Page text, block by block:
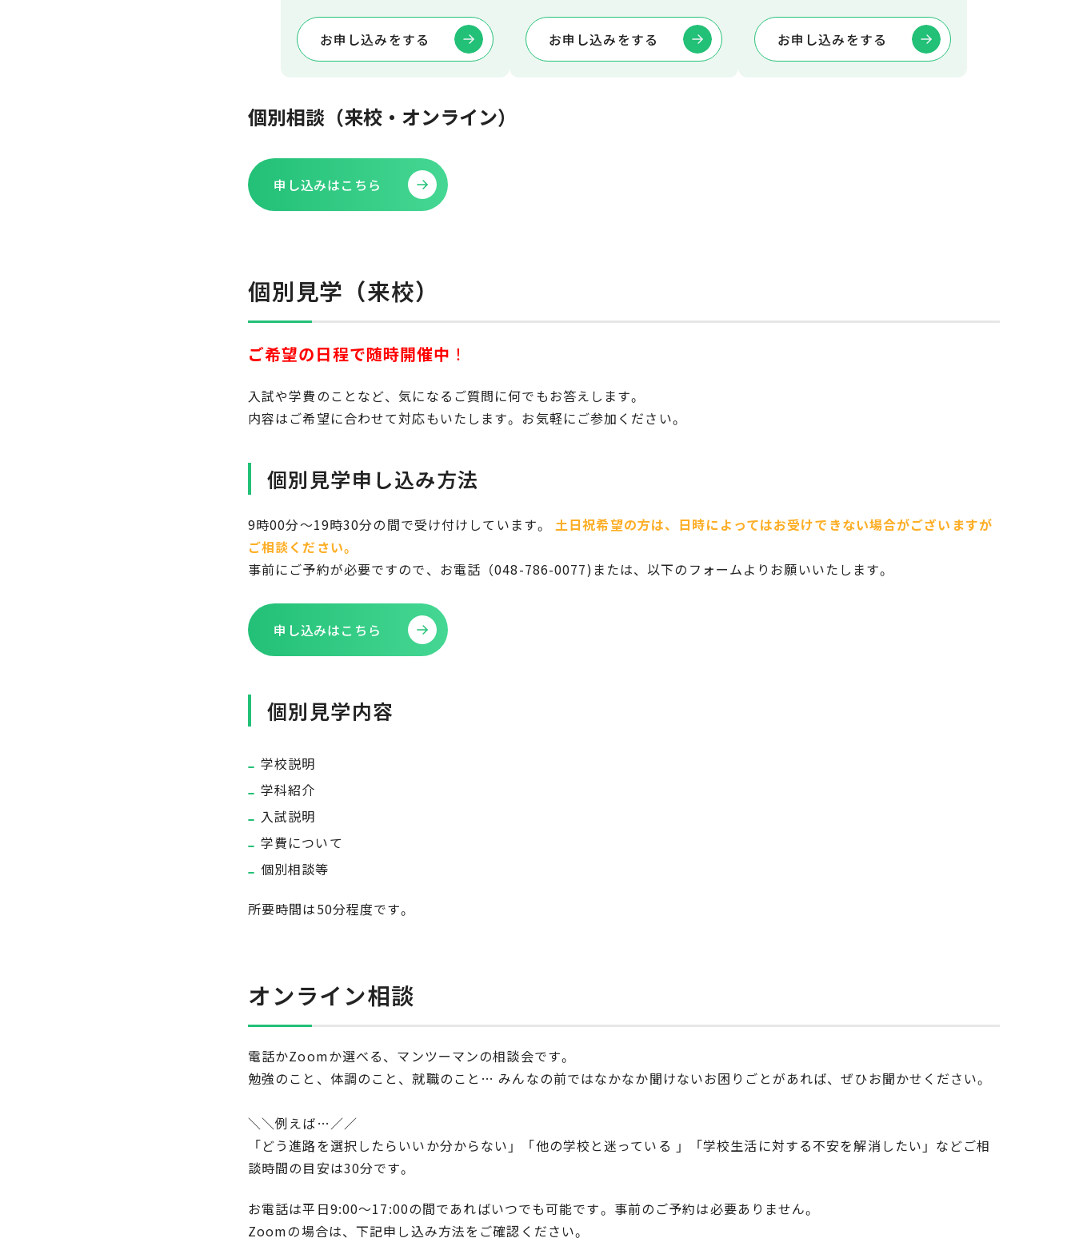
ることができます。
お申し込みをする お申し込みをする お申し込みをする
個別相談（来校・オンライン）
申し込みはこちら
個別見学（来校）
ご希望の日程で随時開催中 ！
入試や学費のことなど、気になるご質問に何でもお答えします。
内容はご希望に合わせて対応もいたします。お気軽にご参加ください。
個別見学申し込み方法
9時00分～19時30分の間で受け付けしています。 土日祝希望の方は、日時によってはお受けできない場合がございますが
ご相談ください。
事前にご予約が必要ですので、お電話（048-786-0077)または、以下のフォームよりお願いいたします。
申し込みはこちら
個別見学内容
学校説明
学科紹介
入試説明
学費について
個別相談等
所要時間は50分程度です。
オンライン相談
電話かZoomか選べる、マンツーマンの相談会です。
勉強のこと、体調のこと、就職のこと… みんなの前ではなかなか聞けないお困りごとがあれば、ぜひお聞かせください。
＼＼例えば…／／
「どう進路を選択したらいいか分からない」「他の学校と迷っている 」「学校生活に対する不安を解消したい」などご相
談時間の目安は30分です。
お電話は平日9:00～17:00の間であればいつでも可能です。事前のご予約は必要ありません。
Zoomの場合は、下記申し込み方法をご確認ください。